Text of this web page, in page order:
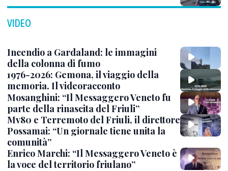
VIDEO
Incendio a Gardaland: le immagini
della colonna di fumo
1976-2026: Gemona, il viaggio della
memoria. Il videoracconto
Mosanghini: “Il Messaggero Veneto fu
parte della rinascita del Friuli”
Mv80 e Terremoto del Friuli, il direttore
Possamai: “Un giornale tiene unita la
comunità”
Enrico Marchi: “Il Messaggero Veneto è
la voce del territorio friulano”